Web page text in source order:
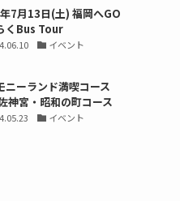
7月13日(土) 福岡へGO
くBus Tour
イベント
ニーランド満喫コース
神宮・昭和の町コース
イベント